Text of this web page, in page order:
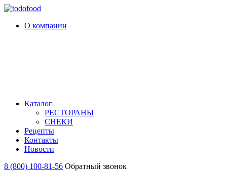
О компании
Каталог
РЕСТОРАНЫ
СНЕКИ
Рецепты
Контакты
Новости
8 (800) 100-81-56 Обратный звонок